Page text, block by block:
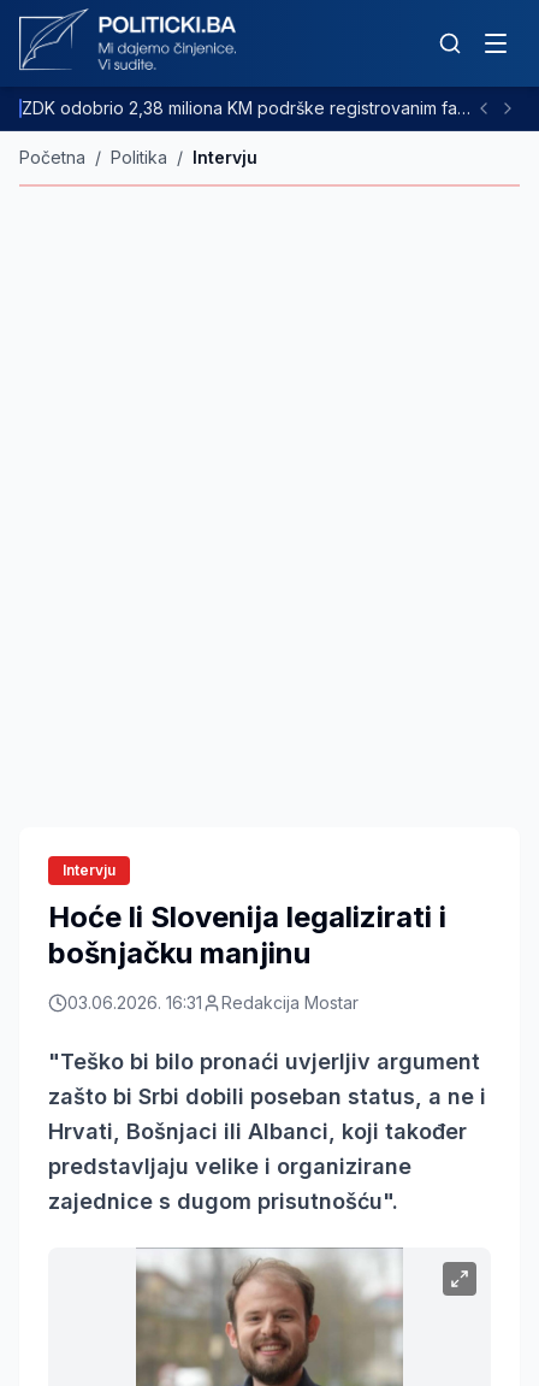
ZDK odobrio 2,38 miliona KM podrške registrovanim farmama goveda
Početna / Politika / Intervju
Intervju
Hoće li Slovenija legalizirati i
bošnjačku manjinu
03.06.2026. 16:31 Redakcija Mostar
"Teško bi bilo pronaći uvjerljiv argument
zašto bi Srbi dobili poseban status, a ne i
Hrvati, Bošnjaci ili Albanci, koji također
predstavljaju velike i organizirane
zajednice s dugom prisutnošću".